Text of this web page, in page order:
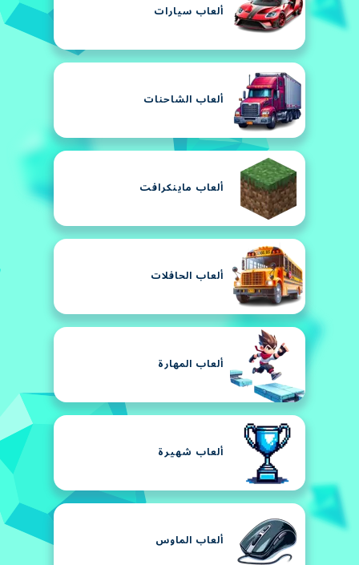
ألعاب سيارات
ألعاب الشاحنات
ألعاب ماينكرافت
ألعاب الحافلات
ألعاب المهارة
ألعاب شهيرة
ألعاب الماوس